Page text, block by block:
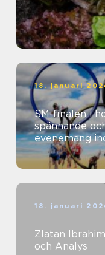
18. januari
SM-finalen i
spännande
evenemang
18. januari
Zlatan
och Analys